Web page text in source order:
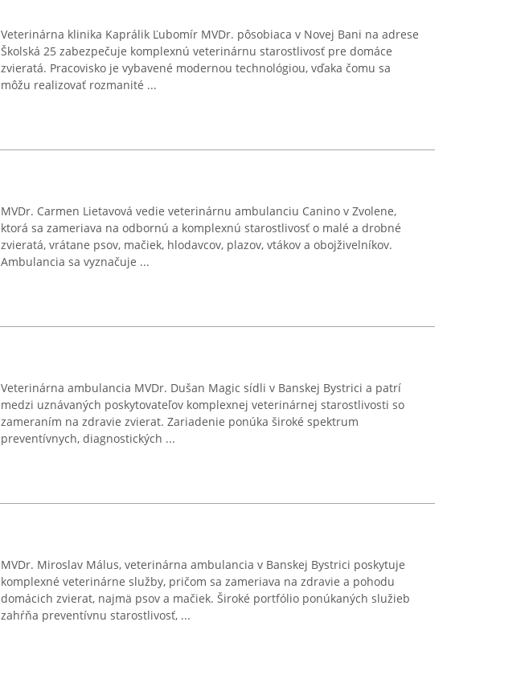
Veterinárna klinika Kaprálik Ľubomír MVDr. pôsobiaca v Novej Bani na adrese
Školská 25 zabezpečuje komplexnú veterinárnu starostlivosť pre domáce
zvieratá. Pracovisko je vybavené modernou technológiou, vďaka čomu sa
môžu realizovať rozmanité ...
MVDr. Carmen Lietavová vedie veterinárnu ambulanciu Canino v Zvolene,
ktorá sa zameriava na odbornú a komplexnú starostlivosť o malé a drobné
zvieratá, vrátane psov, mačiek, hlodavcov, plazov, vtákov a obojživelníkov.
Ambulancia sa vyznačuje ...
Veterinárna ambulancia MVDr. Dušan Magic sídli v Banskej Bystrici a patrí
medzi uznávaných poskytovateľov komplexnej veterinárnej starostlivosti so
zameraním na zdravie zvierat. Zariadenie ponúka široké spektrum
preventívnych, diagnostických ...
MVDr. Miroslav Málus, veterinárna ambulancia v Banskej Bystrici poskytuje
komplexné veterinárne služby, pričom sa zameriava na zdravie a pohodu
domácich zvierat, najmä psov a mačiek. Široké portfólio ponúkaných služieb
zahŕňa preventívnu starostlivosť, ...